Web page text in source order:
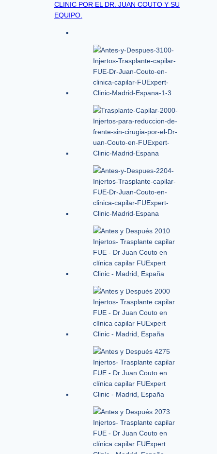
CLINIC POR EL DR. JUAN COUTO Y SU
EQUIPO.